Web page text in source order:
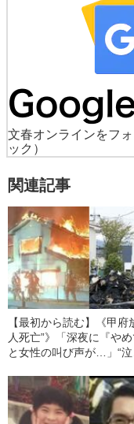
文春オンラインをフ
ック）
関連記事
【最初から読む】《甲府
人死亡”》「深夜に『やめ
と女性の叫び声が…」“泣
と同じ高校の“顔見知り”